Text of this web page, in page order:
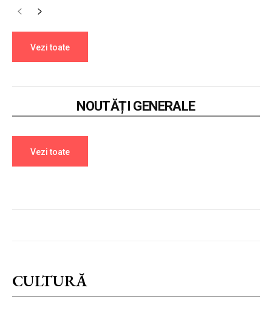
Vezi toate
NOUTĂȚI GENERALE
Vezi toate
CULTURĂ